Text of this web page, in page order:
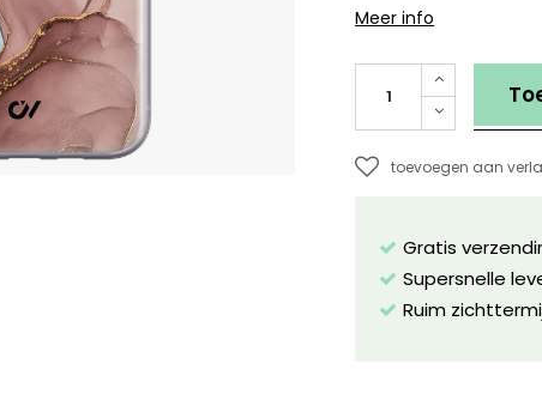
Meer info
toevoegen aan
Gratis
Supersnelle
Ruim